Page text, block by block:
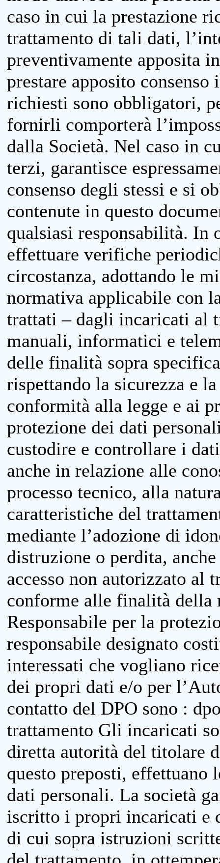
caso in cui la prestazione
trattamento di tali dati,
preventivamente apposita
prestare apposito
richiesti sono obbligatori,
fornirli comporterà
dalla Società. Nel caso in
terzi, garantisce
consenso degli stessi e si
contenute in questo
qualsiasi responsabilità. In
effettuare verifiche
circostanza, adottando le
normativa applicabile con
trattati – dagli incaricati al
manuali, informatici e
delle finalità sopra
rispettando la sicurezza e
conformità alla legge e ai
protezione dei dati
custodire e controllare i
anche in relazione alle
processo tecnico, alla
caratteristiche del
mediante l’adozione di
distruzione o perdita,
accesso non autorizzato al
conforme alle finalità della
Responsabile per la
responsabile designato
interessati che vogliano
dei propri dati e/o per
contatto del DPO sono :
trattamento Gli incaricati
diretta autorità del titolare
questo preposti, effettuano
dati personali. La società
iscritto i propri incaricati e
di cui sopra istruzioni